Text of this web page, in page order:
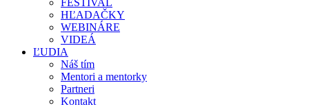
FESTIVAL
HĽADAČKY
WEBINÁRE
VIDEÁ
ĽUDIA
Náš tím
Mentori a mentorky
Partneri
Kontakt